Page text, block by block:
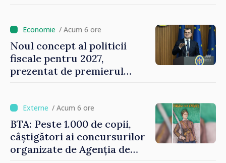
oamenilor”/ Acum 6 ore
Noul concept al politicii
fiscale pentru 2027,
prezentat de premierul
investițiile, taxăm viciile și
echilibrăm taxarea
consumului”
/ Acum 6 ore
BTA: Peste 1.000 de copii,
câștigători ai concursurilor
organizate de Agenția de